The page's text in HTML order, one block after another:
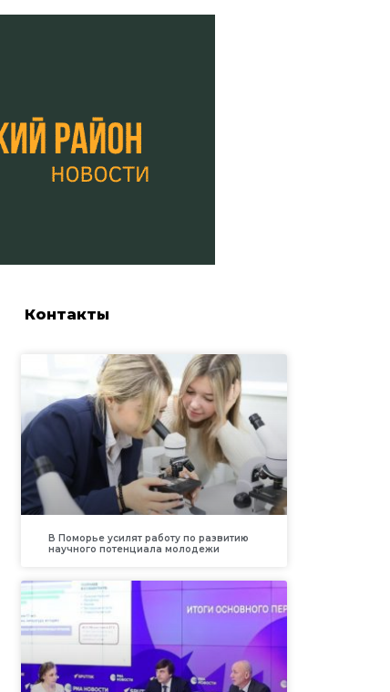
Контакты
В Поморье усилят работу по развитию
научного потенциала молодежи